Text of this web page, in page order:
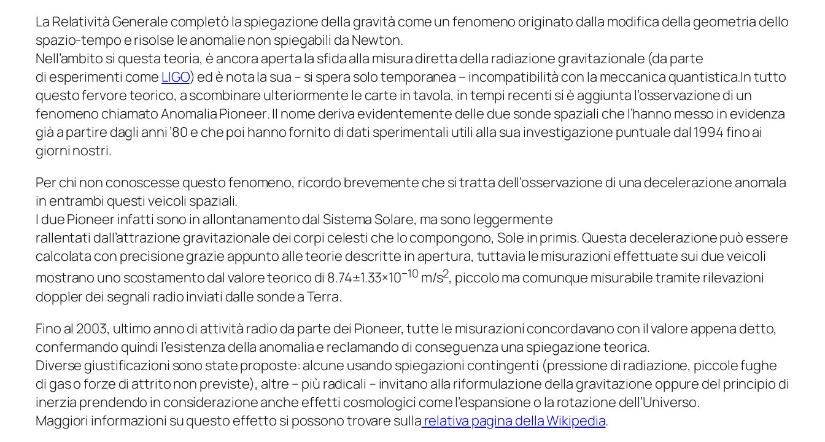
La Relatività Generale completò la spiegazione della gravità come un fenomeno originato dalla modifica della geometria dello
spazio-tempo e risolse le anomalie non spiegabili da Newton.
Nell’ambito si questa teoria, è ancora aperta la sfida alla misura diretta della radiazione gravitazionale (da parte
di esperimenti come LIGO) ed è nota la sua – si spera solo temporanea – incompatibilità con la meccanica quantistica.In tutto
questo fervore teorico, a scombinare ulteriormente le carte in tavola, in tempi recenti si è aggiunta l’osservazione di un
fenomeno chiamatoAnomalia Pioneer. Il nome deriva evidentemente delle due sonde spaziali che l’hanno messo in evidenza
già a partire dagli anni ’80 e che poi hanno fornito di dati sperimentali utili alla sua investigazione puntuale dal 1994 fino ai
giorni nostri.
Per chi non conoscesse questo fenomeno, ricordo brevemente che si tratta dell’osservazione di una decelerazione anomala
in entrambi questi veicoli spaziali.
I due Pioneer infatti sono in allontanamento dal Sistema Solare, ma sono leggermente
rallentati dall’attrazione gravitazionale dei corpi celesti che lo compongono, Sole in primis. Questa decelerazione può essere
calcolata con precisione grazie appunto alle teorie descritte in apertura, tuttavia le misurazioni effettuate sui due veicoli
mostrano uno scostamento dal valore teorico di 8.74±1.33×10−10 m/s2, piccolo ma comunque misurabile tramite rilevazioni
doppler dei segnali radio inviati dalle sonde a Terra.
Fino al 2003, ultimo anno di attività radio da parte dei Pioneer, tutte le misurazioni concordavano con il valore appena detto,
confermando quindi l’esistenza della anomalia e reclamando di conseguenza una spiegazione teorica.
Diverse giustificazioni sono state proposte: alcune usando spiegazioni contingenti (pressione di radiazione, piccole fughe
di gas o forze di attrito non previste), altre – più radicali – invitano alla riformulazione della gravitazione oppure del principio di
inerzia prendendo in considerazione anche effetti cosmologici come l’espansione o la rotazione dell’Universo.
Maggiori informazioni su questo effetto si possono trovare sulla relativa pagina della Wikipedia.